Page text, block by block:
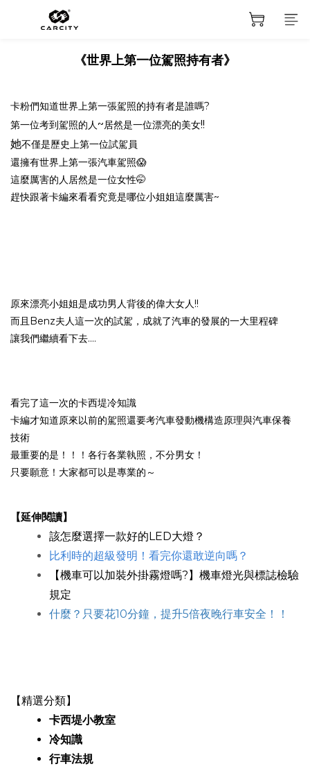
《世界上第一位駕照持有者》
卡粉們知道世界上第一張駕照的持有者是誰嗎?
第一位考到駕照的人~居然是一位漂亮的美女!!
她不僅是歷史上第一位試駕員
還擁有世界上第一張汽車駕照😱
這麼厲害的人居然是一位女性🤭
趕快跟著卡編來看看究竟是哪位小姐姐這麼厲害~
原來漂亮小姐姐是成功男人背後的偉大女人!!
而且Benz夫人這一次的試駕，成就了汽車的發展的一大里程碑
讓我們繼續看下去....
看完了這一次的卡西堤冷知識
卡編才知道原來以前的駕照還要考汽車發動機構造原理與汽車保養
技術
最重要的是！！！各行各業執照，不分男女！
只要願意！大家都可以是專業的～
【延伸閱讀】
該怎麼選擇一款好的LED大燈？
比利時的超級發明！看完你還敢逆向嗎？
【機車可以加裝外掛霧燈嗎?】機車燈光與標誌檢驗
規定
什麼？ 只要花10分鐘，提升5倍夜晚行車安全 ！！
【精選分類】
卡西堤小教室
冷知識
行車法規